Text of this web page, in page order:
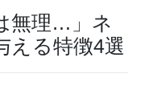
無理…」ネ
える特徴4選